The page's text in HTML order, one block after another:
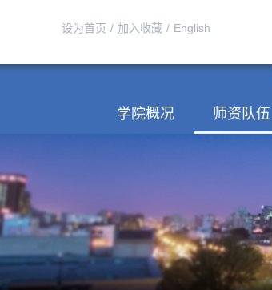
设为首页 / 加入收藏 / English
学院概况 师资队伍